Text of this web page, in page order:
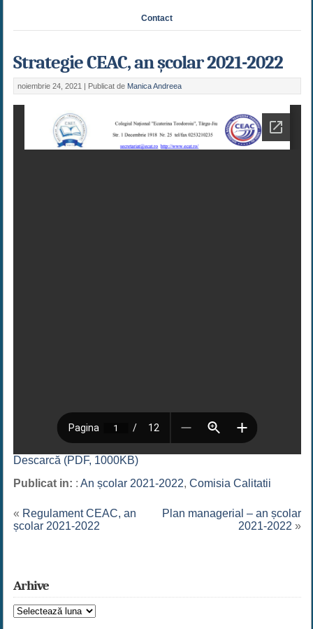
Contact
Strategie CEAC, an școlar 2021-2022
noiembrie 24, 2021 | Publicat de Manica Andreea
Descarcă (PDF, 1000KB)
Publicat in: : An școlar 2021-2022, Comisia Calitatii
« Regulament CEAC, an
școlar 2021-2022
Plan managerial – an școlar
2021-2022 »
Arhive
Arhive